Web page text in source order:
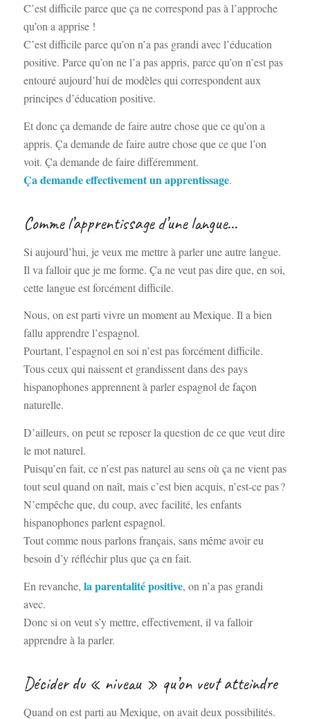
C’est difficile parce que ça ne correspond pas à l’approche
qu’on a apprise !
C’est difficile parce qu’on n’a pas grandi avec l’éducation
positive. Parce qu’on ne l’a pas appris, parce qu’on n’est pas
entouré aujourd’hui de modèles qui correspondent aux
principes d’éducation positive.
Et donc ça demande de faire autre chose que ce qu’on a
appris. Ça demande de faire autre chose que ce que l’on
voit. Ça demande de faire différemment.
Ça demande effectivement un apprentissage.
Comme l’apprentissage d’une langue…
Si aujourd’hui, je veux me mettre à parler une autre langue.
Il va falloir que je me forme. Ça ne veut pas dire que, en soi,
cette langue est forcément difficile.
Nous, on est parti vivre un moment au Mexique. Il a bien
fallu apprendre l’espagnol.
Pourtant, l’espagnol en soi n’est pas forcément difficile.
Tous ceux qui naissent et grandissent dans des pays
hispanophones apprennent à parler espagnol de façon
naturelle.
D’ailleurs, on peut se reposer la question de ce que veut dire
le mot naturel.
Puisqu’en fait, ce n’est pas naturel au sens où ça ne vient pas
tout seul quand on naît, mais c’est bien acquis, n’est-ce pas ?
N’empêche que, du coup, avec facilité, les enfants
hispanophones parlent espagnol.
Tout comme nous parlons français, sans même avoir eu
besoin d’y réfléchir plus que ça en fait.
En revanche, la parentalité positive, on n’a pas grandi
avec.
Donc si on veut s’y mettre, effectivement, il va falloir
apprendre à la parler.
Décider du « niveau » qu’on veut atteindre
Quand on est parti au Mexique, on avait deux possibilités.